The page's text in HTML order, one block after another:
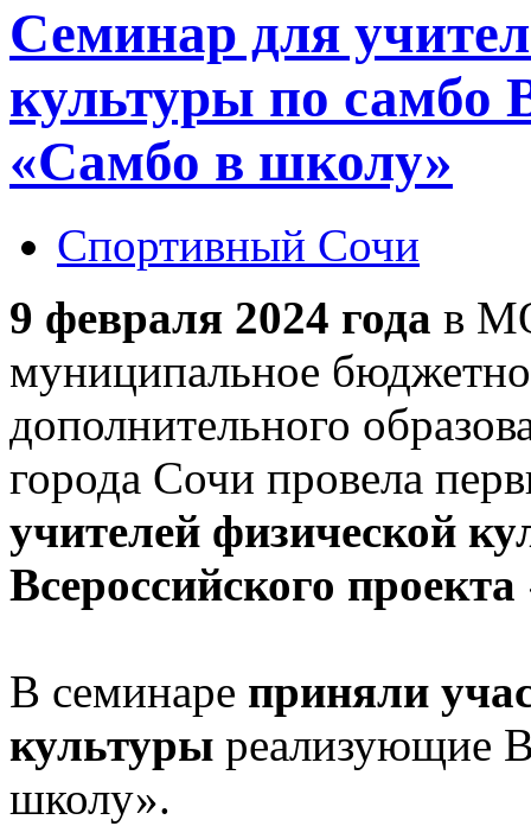
Семинар для
культуры по самбо
«Самбо в школу»
Спортивный Сочи
9 февраля 2024 года в
муниципальное
дополнительного
города Сочи провела
учителей физической
Всероссийского
В семинаре приняли
культуры реализующие
школу».